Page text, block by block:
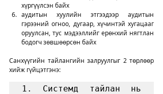
хүргүүлсэн байх
аудитын хуулийн этгээдээр аудитын
гэрээний огноо, дугаар, хүчинтэй хугацааг
оруулсан, тус мэдээллийг ерөнхий нягтлан
бодогч зөвшөөрсөн байх
Санхүүгийн тайлангийн залруулгыг 2 төрлөөр
хийж гүйцэтгэнэ:
1. Системд тайлан нь